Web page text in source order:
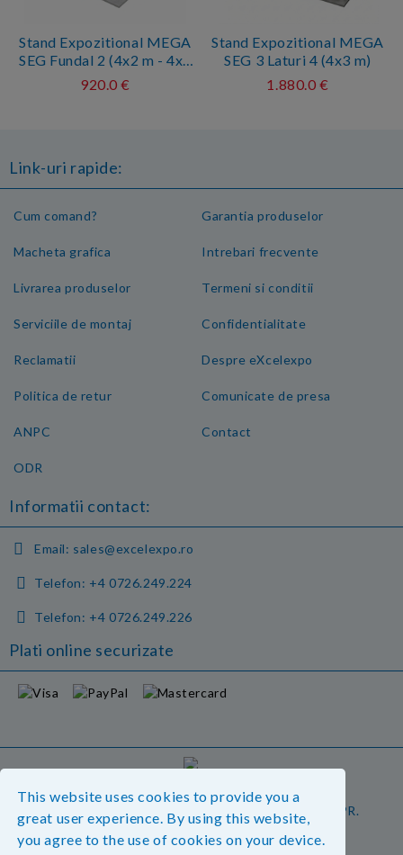
This website uses cookies to provide you a
great user experience. By using this website,
you agree to the use of cookies on your device.
Stand Expozitional MEGA
SEG Fundal 2 (4x2 m - 4x4
m)
920.0 €
Stand Expozitional MEGA
SEG 3 Laturi 4 (4x3 m)
1.880.0 €
Link-uri rapide:
Cum comand?
Macheta grafica
Livrarea produselor
Serviciile de montaj
Garantia produselor
Intrebari frecvente
Termeni si conditii
Confidentialitate
Reclamatii
Politica de retur
ANPC
ODR
Despre eXcelexpo
Comunicate de presa
Contact
Informatii contact:
Email: sales@excelexpo.ro
Telefon: +4 0726.249.224
Telefon: +4 0726.249.226
Plati online securizate
Magazinul nostru respecta 100% prevederile GDPR.
Vedeti detalii.